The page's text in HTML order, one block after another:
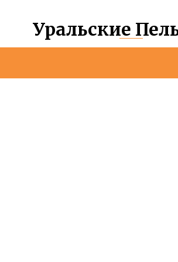
Уральские